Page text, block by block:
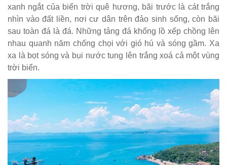
xanh ngắt của biển trời quê hương, bãi trước là cát trắng
nhìn vào đất liền, nơi cư dân trên đảo sinh sống, còn bãi
sau toàn đá là đá. Những tảng đá khổng lồ xếp chồng lên
nhau quanh năm chống chọi với gió hú và sóng gầm. Xa
xa là bọt sóng và bụi nước tung lên trắng xoá cả một vùng
trời biển.